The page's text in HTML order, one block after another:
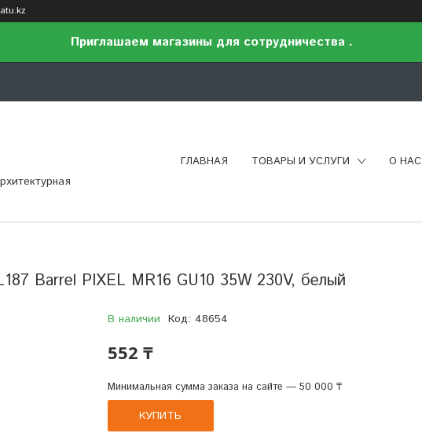
Приглашаем магазины для сотрудничества .
ГЛАВНАЯ ТОВАРЫ И УСЛУГИ О НАС
Barrel PIXEL MR16 GU10 35W 230V, белый
В наличии Код: 48654
552 ₸
Минимальная сумма заказа на сайте — 50 000 ₸
КУПИТЬ